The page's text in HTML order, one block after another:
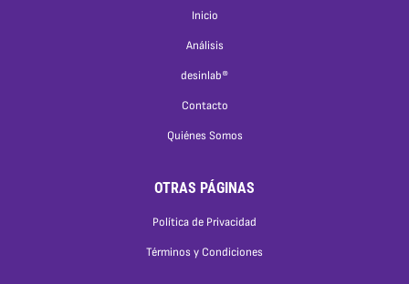
Inicio
Análisis
desinlab®
Contacto
Quiénes Somos
OTRAS PÁGINAS
Política de Privacidad
Términos y Condiciones